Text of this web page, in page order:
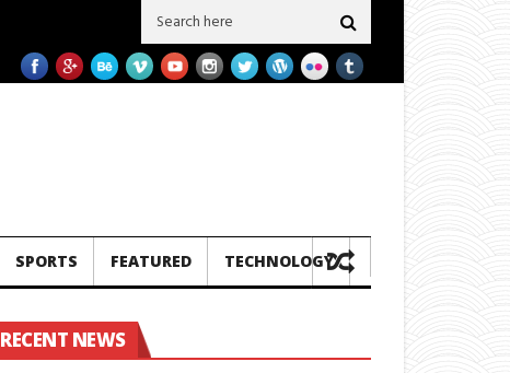
තවත් ගල් අගුරු නැවු දෙකක් ප‍්‍රමිතිය බාල බව හෙලිවේ – සමාගම මීට පෙර එවූ නැව්
SPORTS FEATURED TECHNOLOGY
RECENT NEWS